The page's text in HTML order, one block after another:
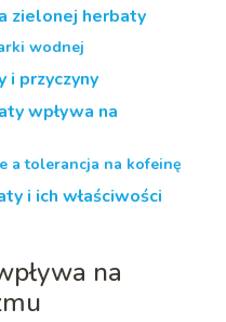
zielonej herbaty
wodnej
i przyczyny
wpływa na
a tolerancja na kofeinę
i ich właściwości
na